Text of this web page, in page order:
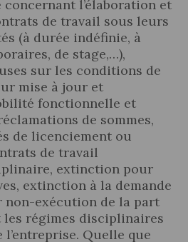
et articles
l’élaboration et
de travail sous leurs
(à durée indéfinie, à
de stage,…),
sur les conditions de
mise à jour et
fonctionnelle et
de sommes,
de licenciement ou
de travail
extinction pour
extinction à la demande
exécution de la part
les régimes disciplinaires
l’entreprise. Quelle que